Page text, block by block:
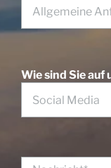
Wie sind Sie auf